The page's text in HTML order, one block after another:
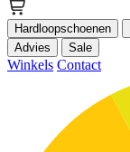
Hardloopschoenen
Advies
Sale
Winkels Contact